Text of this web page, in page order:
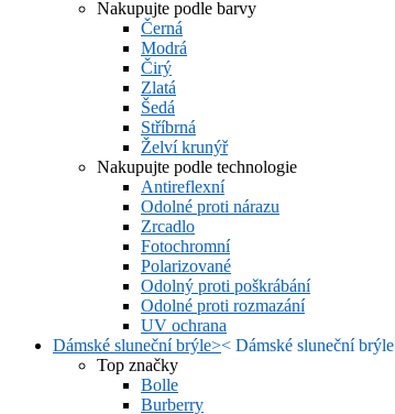
Nakupujte podle barvy
Černá
Modrá
Čirý
Zlatá
Šedá
Stříbrná
Želví krunýř
Nakupujte podle technologie
Antireflexní
Odolné proti nárazu
Zrcadlo
Fotochromní
Polarizované
Odolný proti poškrábání
Odolné proti rozmazání
UV ochrana
Dámské sluneční brýle>< Dámské sluneční brýle
Top značky
Bolle
Burberry